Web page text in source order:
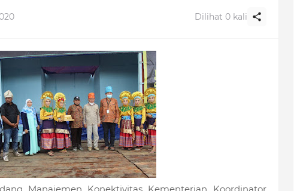
Dilihat 0kali